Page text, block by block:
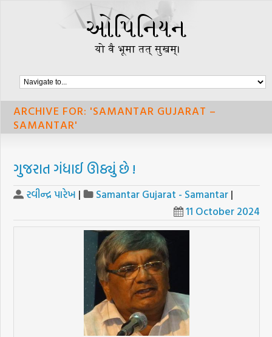
ARCHIVE FOR: 'SAMANTAR GUJARAT –
SAMANTAR'
ગુજરાત ગંધાઈ ઊઠ્યું છે !
રવીન્દ્ર પારેખ | Samantar Gujarat - Samantar |
11 October 2024